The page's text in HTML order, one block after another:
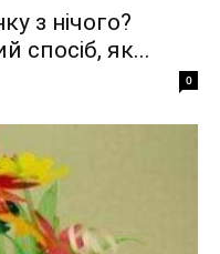
з нічого?
спосіб, як...
0